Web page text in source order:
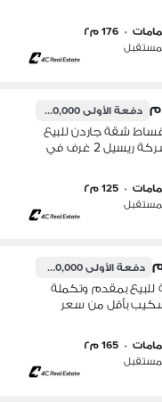
مدينتي وسراي
• 176 م٢
دفعة الأولى2,480,000 ج.م
شقة جاردن للبيع
بأقل من سعر الشركة ريسيل 2 غرف في
• 125 م٢
دفعة الأولى4,000,000 ج.م
للبيع بمقدم وتكملة
بأقل من سعر
• 165 م٢